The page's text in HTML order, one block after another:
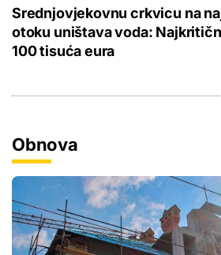
Srednjovjekovnu crkvicu na
otoku uništava voda:
100 tisuća eura
Obnova